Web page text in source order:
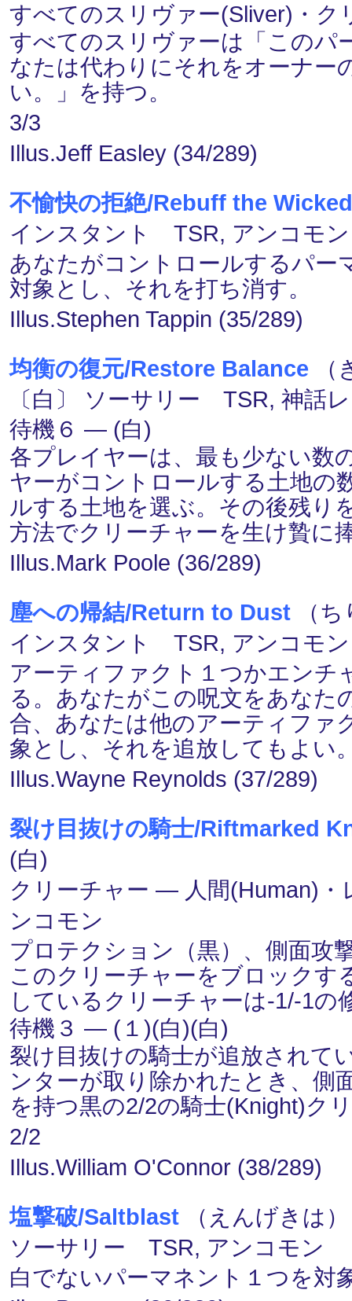
すべてのスリヴァー(Sliver)・ク
すべてのスリヴァーは「このパ
なたは代わりにそれをオーナー
い。」を持つ。
3/3
Illus.Jeff Easley (34/289)
不愉快の拒絶/Rebuff the Wicked
インスタント TSR, アンコモン
あなたがコントロールするパー
対象とし、それを打ち消す。
Illus.Stephen Tappin (35/289)
均衡の復元/Restore Balance （
〔白〕 ソーサリー TSR, 神話
待機６ ― (白)
各プレイヤーは、最も少ない数
ヤーがコントロールする土地の
ルする土地を選ぶ。その後残り
方法でクリーチャーを生け贄に
Illus.Mark Poole (36/289)
塵への帰結/Return to Dust （
インスタント TSR, アンコモン
アーティファクト１つかエンチ
る。あなたがこの呪文をあなた
合、あなたは他のアーティファ
象とし、それを追放してもよい
Illus.Wayne Reynolds (37/289)
裂け目抜けの騎士/Riftmarked
(白)
クリーチャー ― 人間(Human)
ンコモン
プロテクション（黒）、側面攻
このクリーチャーをブロックす
しているクリーチャーは-1/-1の
待機３ ― (１)(白)(白)
裂け目抜けの騎士が追放されて
ンターが取り除かれたとき、側
を持つ黒の2/2の騎士(Knight)ク
2/2
Illus.William O'Connor (38/289)
塩撃破/Saltblast （えんげきは
ソーサリー TSR, アンコモン
白でないパーマネント１つを対